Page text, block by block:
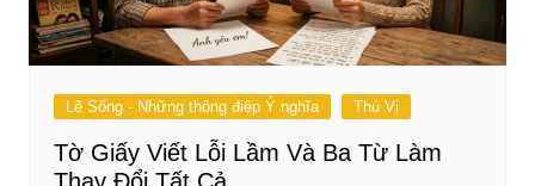
Lẽ Sống - Những thông điệp Ý nghĩa Thú Vị
Tờ Giấy Viết Lỗi Lầm Và Ba Từ Làm